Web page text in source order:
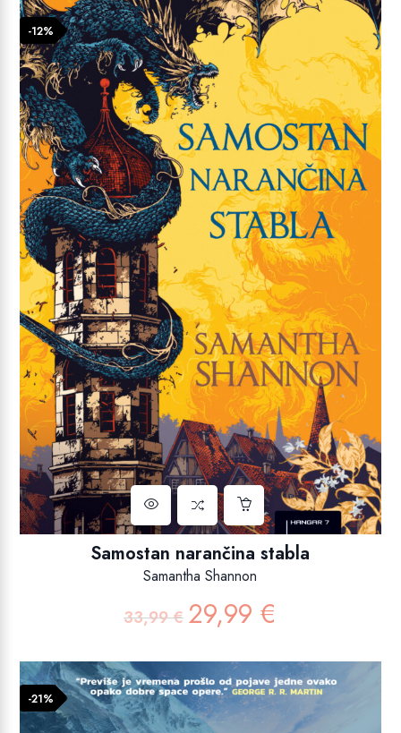
4,99 €
do
7,99 €
-12%
Samostan narančina stabla
Samantha Shannon
33,99€ Izvorna
cijena
je:
33,99 €.
29,99 €
29,99 €.
-21%